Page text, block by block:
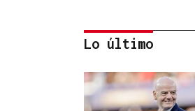
CARTA COMPLETA
Lo último